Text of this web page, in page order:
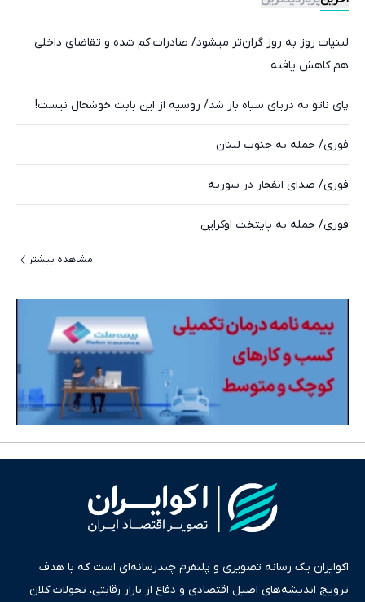
لبنیات روز به روز گران‌تر میشود/ صادرات کم شده و تقاضای داخلی
هم کاهش یافته
پای ناتو به دریای سیاه باز شد/ روسیه از این بابت خوشحال نیست!
فوری/ حمله به جنوب لبنان
فوری/ صدای انفجار در سوریه
فوری/ حمله به پایتخت اوکراین
مشاهده بیشتر
اکوایران یک رسانه تصویری و پلتفرم چندرسانه‌ای است که با هدف
ترویج اندیشه‌های اصیل اقتصادی و دفاع از بازار رقابتی، تحولات کلان